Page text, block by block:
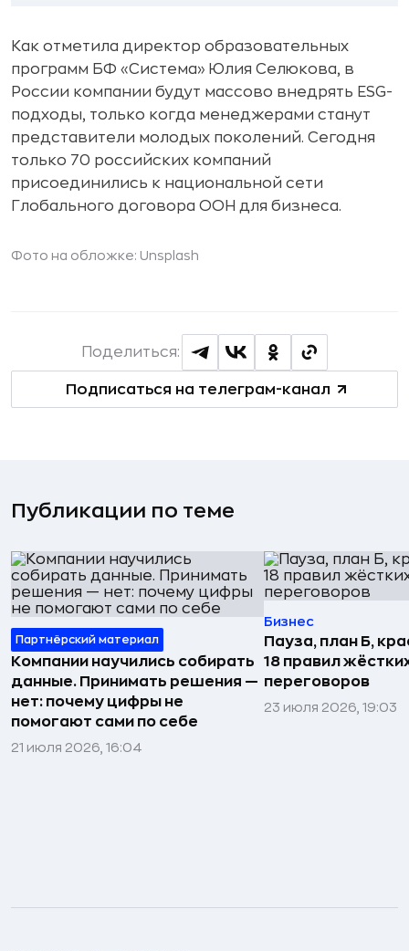
Как отметила директор образовательных
программ БФ «Система» Юлия Селюкова, в
России компании будут массово внедрять ESG-
подходы, только когда менеджерами станут
представители молодых поколений. Сегодня
только 70 российских компаний
присоединились к национальной сети
Глобального договора ООН для бизнеса.
Фото на обложке: Unsplash
Подписаться на телеграм-канал
Поделиться:
Публикации по теме
Партнёрский материал
Компании научились собирать
данные. Принимать решения —
нет: почему цифры не
помогают сами по себе
21 июля 2026, 16:04
Бизнес
Пауза, план Б,
18 правил
переговоров
23 июля 2026, 19:03